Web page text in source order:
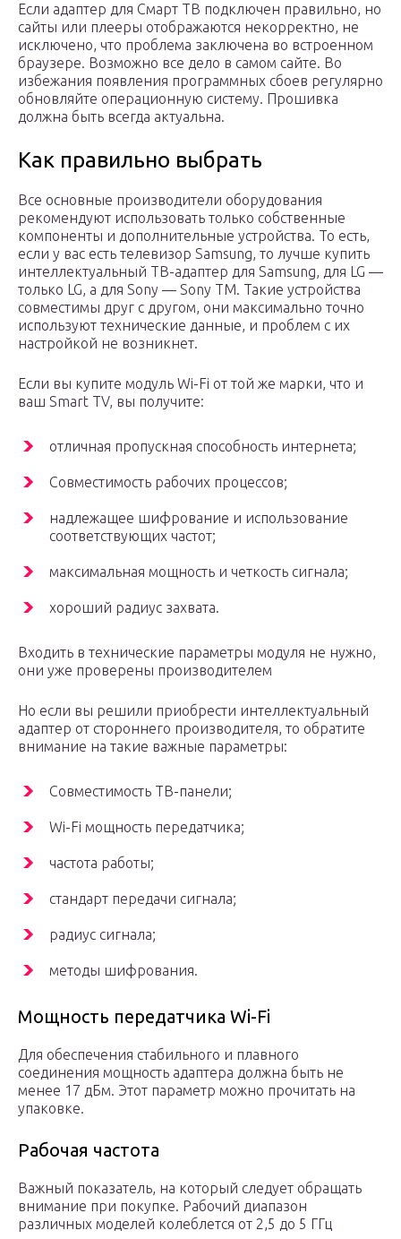
Если адаптер для Смарт ТВ подключен правильно, но
сайты или плееры отображаются некорректно, не
исключено, что проблема заключена во встроенном
браузере. Возможно все дело в самом сайте. Во
избежания появления программных сбоев регулярно
обновляйте операционную систему. Прошивка
должна быть всегда актуальна.
Как правильно выбрать
Все основные производители оборудования
рекомендуют использовать только собственные
компоненты и дополнительные устройства. То есть,
если у вас есть телевизор Samsung, то лучше купить
интеллектуальный ТВ-адаптер для Samsung, для LG —
только LG, а для Sony — Sony TM. Такие устройства
совместимы друг с другом, они максимально точно
используют технические данные, и проблем с их
настройкой не возникнет.
Если вы купите модуль Wi-Fi от той же марки, что и
ваш Smart TV, вы получите:
отличная пропускная способность интернета;
Совместимость рабочих процессов;
надлежащее шифрование и использование
соответствующих частот;
максимальная мощность и четкость сигнала;
хороший радиус захвата.
Входить в технические параметры модуля не нужно,
они уже проверены производителем
Но если вы решили приобрести интеллектуальный
адаптер от стороннего производителя, то обратите
внимание на такие важные параметры:
Совместимость ТВ-панели;
Wi-Fi мощность передатчика;
частота работы;
стандарт передачи сигнала;
радиус сигнала;
методы шифрования.
Мощность передатчика Wi-Fi
Для обеспечения стабильного и плавного
соединения мощность адаптера должна быть не
менее 17 дБм. Этот параметр можно прочитать на
упаковке.
Рабочая частота
Важный показатель, на который следует обращать
внимание при покупке. Рабочий диапазон
различных моделей колеблется от 2,5 до 5 ГГц